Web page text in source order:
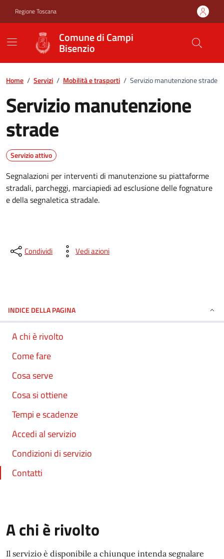
Regione Toscana
Comune di Campi
Bisenzio
Home / Servizi / Mobilità e trasporti / Servizio manutenzione strade
Servizio manutenzione
strade
Servizio attivo
Segnalazioni per interventi di manutenzione su piattaforme
stradali, parcheggi, marciapiedi ad esclusione delle fognature
e della segnaletica stradale.
Condividi Vedi azioni
INDICE DELLA PAGINA
A chi è rivolto
Come fare
Cosa serve
Cosa si ottiene
Tempi e scadenze
Accedi al servizio
Condizioni di servizio
Contatti
A chi è rivolto
Il servizio è disponibile a chiunque intenda segnalare